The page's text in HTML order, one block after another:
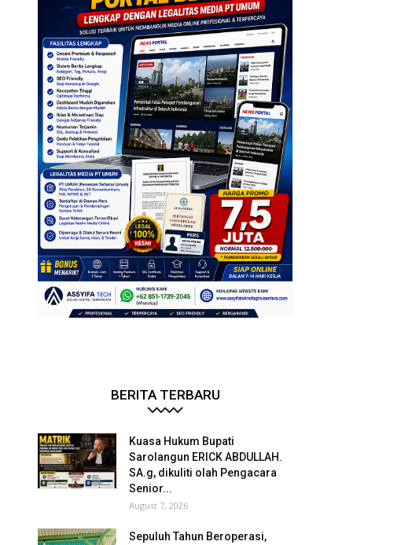
BERITA TERBARU
Kuasa Hukum Bupati
Sarolangun ERICK ABDULLAH.
SA.g, dikuliti olah Pengacara
Senior...
August 7, 2026
Sepuluh Tahun Beroperasi,